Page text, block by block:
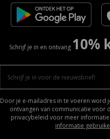
Schrijf je in en ontvang 10%
Door je e-mailadres in te voeren word
ontvangen van communicatie voor
privacybeleid voor meer
informatie